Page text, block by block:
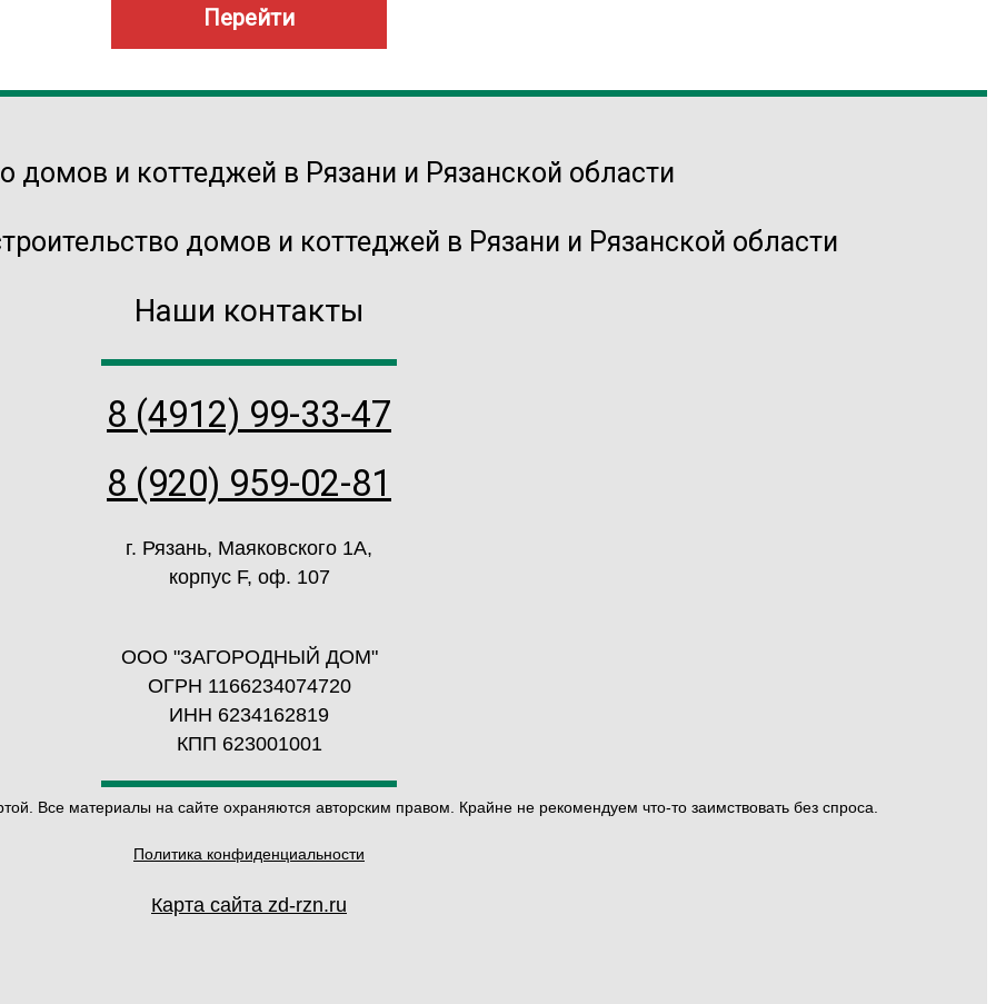
Перейти
домов и коттеджей в Рязани и Рязанской области
Наши контакты
8 (4912) 99-33-47
8 (920) 959-02-81
г. Рязань, Маяковского 1А,
корпус F, оф. 107
ООО "ЗАГОРОДНЫЙ ДОМ"
ОГРН 1166234074720
ИНН 6234162819
КПП 623001001
Все материалы на сайте охраняются авторским правом. Крайне не рекомендуем что-то заимствовать без спроса.
Политика конфиденциальности
Карта сайта zd-rzn.ru